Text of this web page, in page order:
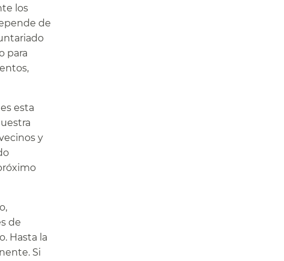
los
de
para
esta
y
de
Hasta la
Si